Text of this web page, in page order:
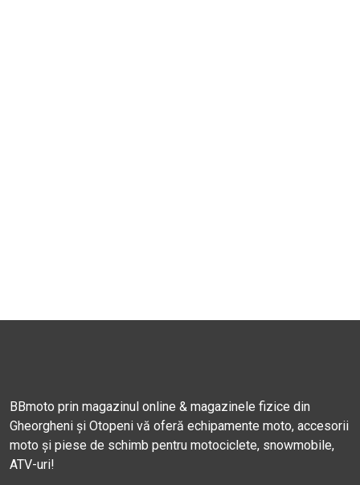
BBmoto prin magazinul online & magazinele fizice din
Gheorgheni și Otopeni vă oferă echipamente moto, accesorii
moto și piese de schimb pentru motociclete, snowmobile,
ATV-uri!